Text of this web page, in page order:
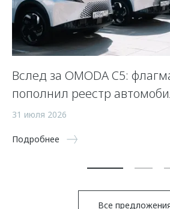
Вслед за OMODA C5:
пополнил реестр
31 июля 2026
Подробнее
Все